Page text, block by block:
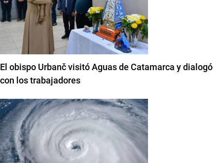
El obispo Urbanč visitó Aguas de Catamarca y dialogó
con los trabajadores